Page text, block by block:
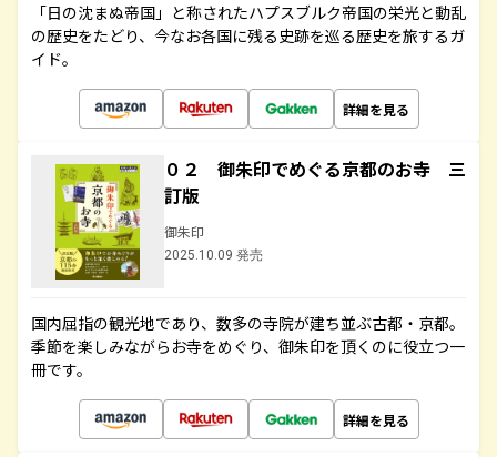
「日の沈まぬ帝国」と称されたハプスブルク帝国の栄光と動乱
の歴史をたどり、今なお各国に残る史跡を巡る歴史を旅するガ
イド。
詳細を見る
０２ 御朱印でめぐる京都のお寺 三
訂版
御朱印
2025.10.09 発売
国内屈指の観光地であり、数多の寺院が建ち並ぶ古都・京都。
季節を楽しみながらお寺をめぐり、御朱印を頂くのに役立つ一
冊です。
詳細を見る